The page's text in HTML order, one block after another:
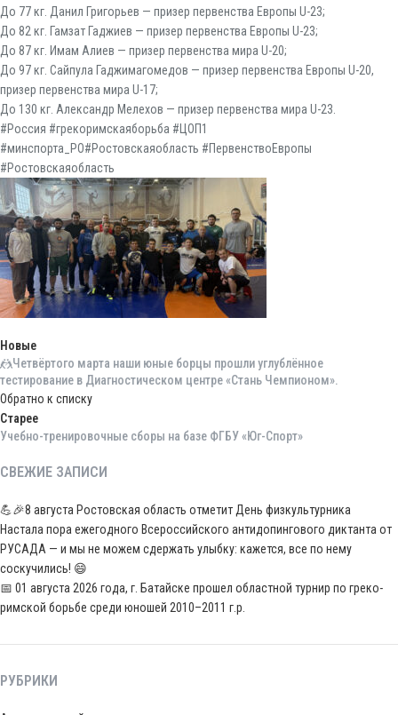
До 77 кг. Данил Григорьев — призер первенства Европы U-23;
До 82 кг. Гамзат Гаджиев — призер первенства Европы U-23;
До 87 кг. Имам Алиев — призер первенства мира U-20;
До 97 кг. Сайпула Гаджимагомедов — призер первенства Европы U-20,
призер первенства мира U-17;
До 130 кг. Александр Мелехов — призер первенства мира U-23.
#Россия #грекоримскаяборьба #ЦОП1
#минспорта_РО#Ростовскаяобласть #ПервенствоЕвропы
#Ростовскаяобласть
Новые
🤼Четвёртого марта наши юные борцы прошли углублённое
тестирование в Диагностическом центре «Стань Чемпионом».
Обратно к списку
Старее
Учебно-тренировочные сборы на базе ФГБУ «Юг-Спорт»
СВЕЖИЕ ЗАПИСИ
💪🎉8 августа Ростовская область отметит День физкультурника
Настала пора ежегодного Всероссийского антидопингового диктанта от
РУСАДА — и мы не можем сдержать улыбку: кажется, все по нему
соскучились! 😄
📅 01 августа 2026 года, г. Батайске прошел областной турнир по греко-
римской борьбе среди юношей 2010–2011 г.р.
РУБРИКИ